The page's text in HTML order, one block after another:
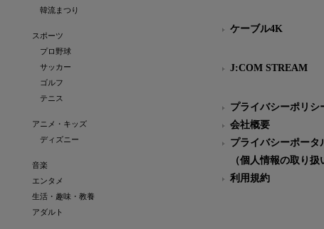
韓流まつり
スポーツ
プロ野球
サッカー
ゴルフ
テニス
アニメ・キッズ
ディズニー
音楽
エンタメ
生活・趣味・教養
アダルト
ケーブル4K
J:COM STREAM
プライバシーポリシ
会社概要
プライバシーポータ
（個人情報の取り扱
利用規約